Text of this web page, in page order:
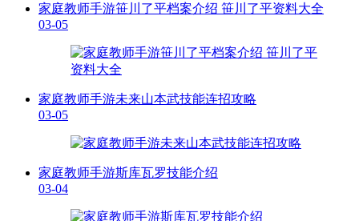
家庭教师手游笹川了平档案介绍 笹川了平资料大全
03-05
家庭教师手游未来山本武技能连招攻略
03-05
家庭教师手游斯库瓦罗技能介绍
03-04